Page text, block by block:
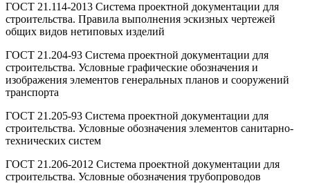
ГОСТ 21.114-2013 Система проектной документации для
строительства. Правила выполнения эскизных чертежей
общих видов нетиповых изделий
ГОСТ 21.204-93 Система проектной документации для
строительства. Условные графические обозначения и
изображения элементов генеральных планов и сооружений
транспорта
ГОСТ 21.205-93 Система проектной документации для
строительства. Условные обозначения элементов санитарно-
технических систем
ГОСТ 21.206-2012 Система проектной документации для
строительства. Условные обозначения трубопроводов